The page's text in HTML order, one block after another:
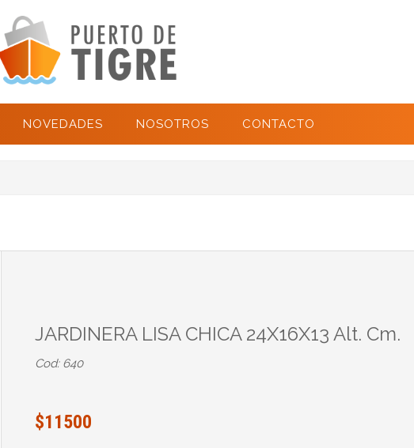
NOVEDADES NOSOTROS CONTACTO
JARDINERA LISA CHICA 24X16X13 Alt. Cm.
Cod: 640
$11500